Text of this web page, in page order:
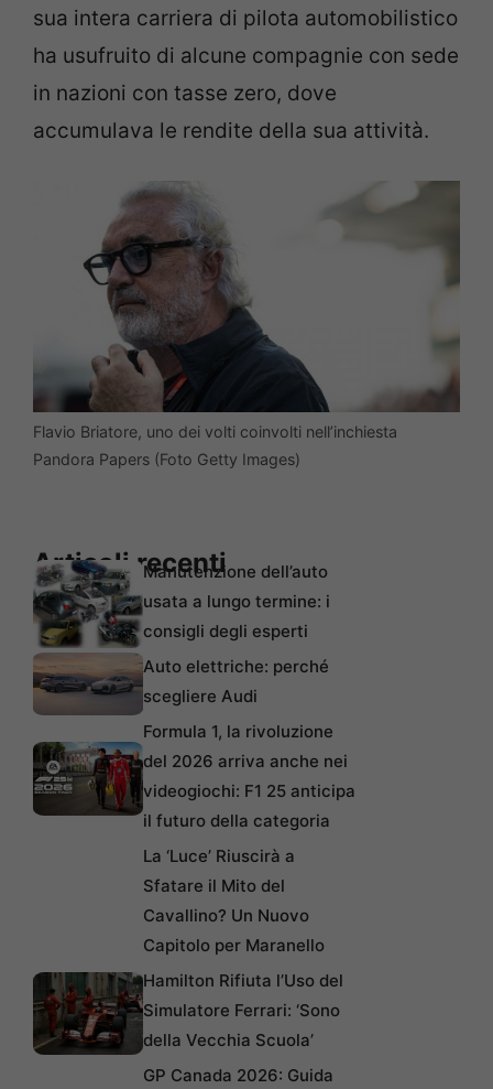
sua intera carriera di pilota automobilistico
ha usufruito di alcune compagnie con sede
in nazioni con tasse zero, dove
accumulava le rendite della sua attività.
Flavio Briatore, uno dei volti coinvolti nell’inchiesta
Pandora Papers (Foto Getty Images)
Articoli recentiManutenzione dell’auto
usata a lungo termine: i
consigli degli esperti
Auto elettriche: perché
scegliere Audi
Formula 1, la rivoluzione
del 2026 arriva anche nei
videogiochi: F1 25 anticipa
il futuro della categoria
La ‘Luce’ Riuscirà a
Sfatare il Mito del
Cavallino? Un Nuovo
Capitolo per Maranello
Hamilton Rifiuta l’Uso del
Simulatore Ferrari: ‘Sono
della Vecchia Scuola’
GP Canada 2026: Guida